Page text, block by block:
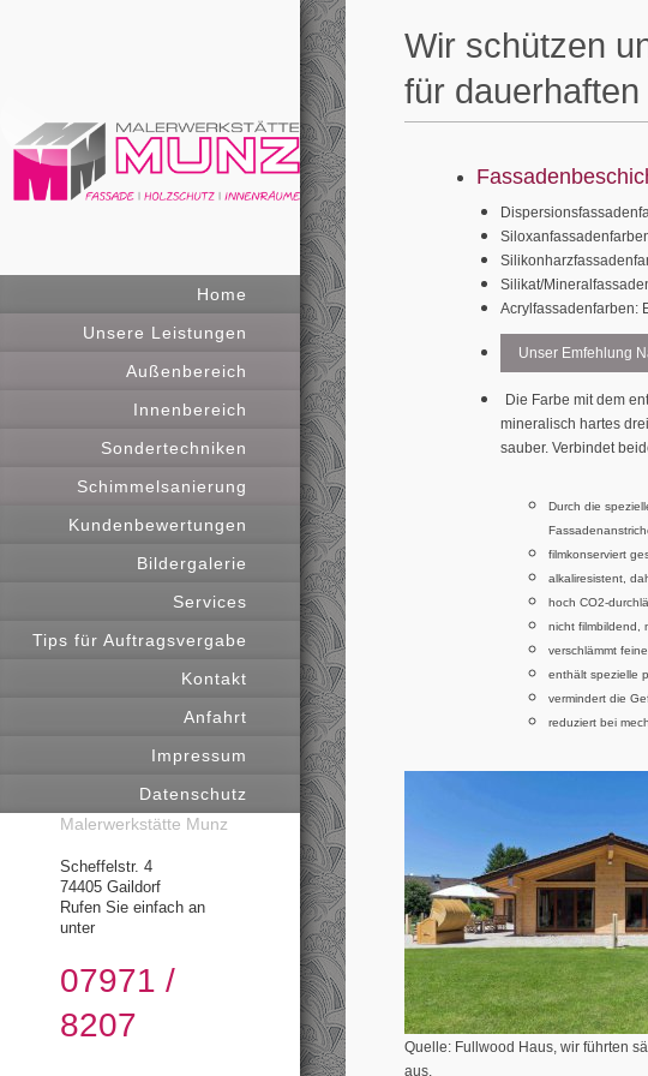
Home
Unsere Leistungen
Außenbereich
Innenbereich
Sondertechniken
Schimmelsanierung
Kundenbewertungen
Bildergalerie
Services
Tips für Auftragsvergabe
Kontakt
Anfahrt
Impressum
Datenschutz
Malerwerkstätte Munz
Scheffelstr. 4
74405 Gaildorf
Rufen Sie einfach an
unter
07971 /
8207
Wir schützen
für
Silikat/
Acrylfassadenfarben:
Unser Emfehlung
Die Farbe mit dem
mineralisch hartes
sauber. Verbindet
Durch die
filmkonserviert
alkaliresistent,
hoch CO2-
nicht filmbildend,
verschlämmt
enthält spezielle
vermindert die
reduziert bei
Quelle: Fullwood Haus, wir führten
aus.